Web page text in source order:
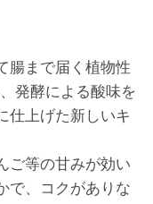
腸まで届く植物性
発酵による酸味を
仕上げた新しいキ
ご等の甘みが効い
で、コクがありな